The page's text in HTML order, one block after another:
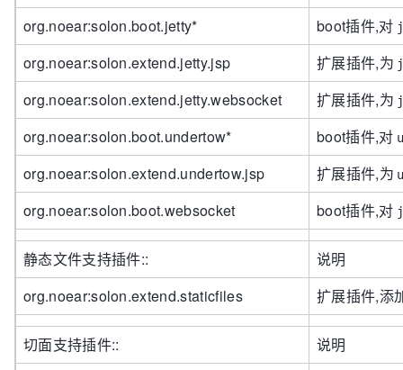
org.noear:solon.boot.jetty* boot插件,对
org.noear:solon.extend.jetty.jsp 扩展插件,为
org.noear:solon.extend.jetty.websocket 扩展插件,为
org.noear:solon.boot.undertow* boot插件,对
org.noear:solon.extend.undertow.jsp 扩展插件,为
org.noear:solon.boot.websocket boot插件,对
静态文件支持插件::
说明
org.noear:solon.extend.staticfiles
扩展插件,添
切面支持插件::
说明